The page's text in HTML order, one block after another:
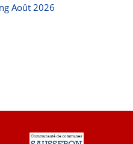
Août 2026